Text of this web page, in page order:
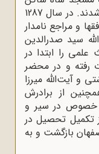
شد به خانواده مسجد شاهی معروف شدند. در سال 1287
و مراجع نامدار
سید صدرالدین
را ابتدا در
و در محضر
و آیت‌الله میرزا
از برادرش
خصوص در سیر و
تکمیل تحصیل در
بازگشت و به